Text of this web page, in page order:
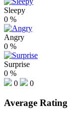
Sleepy
0 %
Angry
0 %
Surprise
0 %
0
0
Average Rating